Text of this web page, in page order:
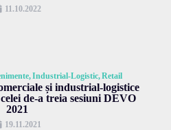
11.10.2022
Industrial-Logistic Retail
și industrial-logistice
de-a treia sesiuni DEVO
2021
19.11.2021